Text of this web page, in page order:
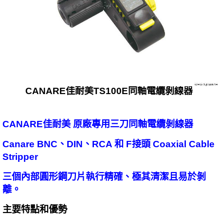
CANARE佳耐美TS100E同軸電纜剝線器
CANARE佳耐美 原廠專用三刀同軸電纜剝線器
Canare BNC、DIN、RCA 和 F接頭 Coaxial Cable
Stripper
三個內部圓形鋼刀片執行精確、極其清潔且易於剝
離。
主要特點和優勢